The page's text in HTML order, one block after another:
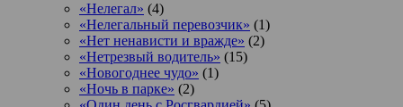
«Нелегал» (4)
«Нелегальный перевозчик» (1)
«Нет ненависти и вражде» (2)
«Нетрезвый водитель» (15)
«Новогоднее чудо» (1)
«Ночь в парке» (2)